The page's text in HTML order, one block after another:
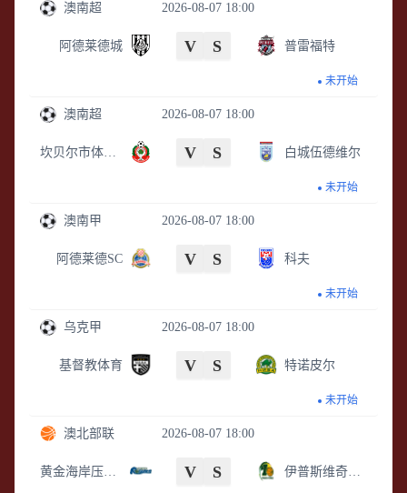
2026-08-07 18:00
澳南超
阿德莱德城 V S 普雷福特
未开始
2026-08-07 18:00
澳南超
V S 白城伍德维尔
未开始
2026-08-07 18:00
澳南甲
阿德莱德SC V S 科夫
未开始
2026-08-07 18:00
乌克甲
基督教体育 V S 特诺皮尔
未开始
2026-08-07 18:00
澳北部联
V S